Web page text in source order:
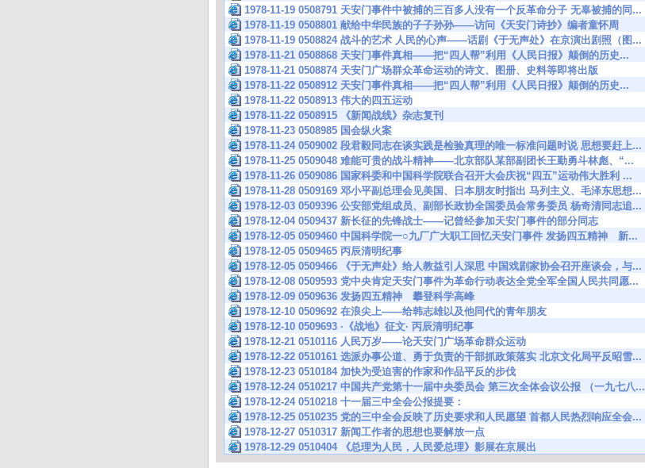
1978-11-19 0508791 天安门事件中被捕的三百多人没有一个反革命分子 无辜被捕的同...
1978-11-19 0508801 献给中华民族的子子孙孙——访问《天安门诗抄》编者童怀周
1978-11-19 0508824 战斗的艺术 人民的心声——话剧《于无声处》在京演出剧照（图...
1978-11-21 0508868 天安门事件真相——把“四人帮”利用《人民日报》颠倒的历史...
1978-11-21 0508874 天安门广场群众革命运动的诗文、图册、史料等即将出版
1978-11-22 0508912 天安门事件真相——把“四人帮”利用《人民日报》颠倒的历史...
1978-11-22 0508913 伟大的四五运动
1978-11-22 0508915 《新闻战线》杂志复刊
1978-11-23 0508985 国会纵火案
1978-11-24 0509002 段君毅同志在谈实践是检验真理的唯一标准问题时说 思想要赶上...
1978-11-25 0509048 难能可贵的战斗精神——北京部队某部副团长王勤勇斗林彪、“...
1978-11-26 0509086 国家科委和中国科学院联合召开大会庆祝“四五”运动伟大胜利 ...
1978-11-28 0509169 邓小平副总理会见美国、日本朋友时指出 马列主义、毛泽东思想...
1978-12-03 0509396 公安部党组成员、副部长政协全国委员会常务委员 杨奇清同志追...
1978-12-04 0509437 新长征的先锋战士——记曾经参加天安门事件的部分同志
1978-12-05 0509460 中国科学院一○九厂广大职工回忆天安门事件 发扬四五精神 新...
1978-12-05 0509465 丙辰清明纪事
1978-12-05 0509466 《于无声处》给人教益引人深思 中国戏剧家协会召开座谈会，与...
1978-12-08 0509593 党中央肯定天安门事件为革命行动表达全党全军全国人民共同愿...
1978-12-09 0509636 发扬四五精神 攀登科学高峰
1978-12-10 0509692 在浪尖上——给韩志雄以及他同代的青年朋友
1978-12-10 0509693 ·《战地》征文· 丙辰清明纪事
1978-12-21 0510116 人民万岁——论天安门广场革命群众运动
1978-12-22 0510161 选派办事公道、勇于负责的干部抓政策落实 北京文化局平反昭雪...
1978-12-23 0510184 加快为受迫害的作家和作品平反的步伐
1978-12-24 0510217 中国共产党第十一届中央委员会 第三次全体会议公报 （一九七八...
1978-12-24 0510218 十一届三中全会公报提要：
1978-12-25 0510235 党的三中全会反映了历史要求和人民愿望 首都人民热烈响应全会...
1978-12-27 0510317 新闻工作者的思想也要解放一点
1978-12-29 0510404 《总理为人民，人民爱总理》影展在京展出